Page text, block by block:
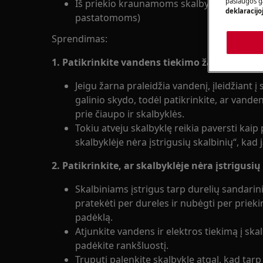
Iš priekio kraunamoms skalbyklėms
pastatomoms)
Sprendimas:
1. Patikrinkite vandens tiekimo žarną
Jeigu žarna praleidžia vandenį, įleidžiant
galinio skydo, todėl patikrinkite, ar
prie čiaupo ir skalbyklės.
Tokiu atveju skalbyklę reikia paversti
skalbyklėje nėra įstrigusių skalbinių“, kad
2. Patikrinkite, ar skalbyklėje nėra
Skalbiniams įstrigus tarp durelių
pratekėti per dureles ir nubėgti per
padėklą.
Atjunkite vandens ir elektros tiekimą į
padėkite rankšluostį.
Truputį palenkite skalbyklę atgal, kad